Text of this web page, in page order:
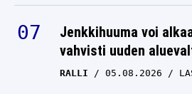
Jenkkihuuma voi
vahvisti uuden
RALLI 05.08.2026